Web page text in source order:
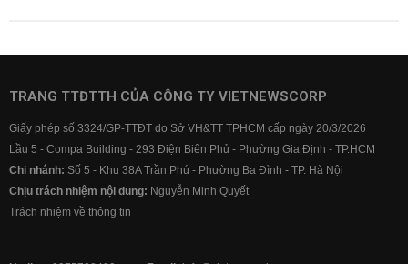
TRANG TTĐTTH CỦA CÔNG TY VIETNEWSCORP
Giấy phép số 3324/GP-TTĐT do Sở VH&TT TPHCM cấp ngày 20/3/2026
Lầu 5 - Compa Building - 293 Điện Biên Phủ - Phường Gia Định - TP.HCM
Chi nhánh: Số 5 - Khu 38A Trần Phú - Phường Ba Đình - TP. Hà Nội
Chịu trách nhiệm nội dung: Nguyễn Minh Quyết
Trách nhiệm về thông tin